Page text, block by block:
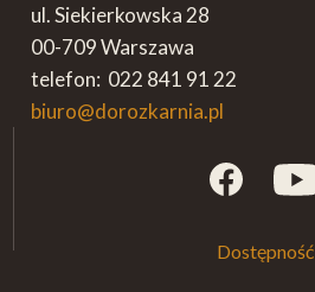
ul. Siekierkowska 28
00-709 Warszawa
telefon: 022 841 91 22
biuro@dorozkarnia.pl
Dostępność